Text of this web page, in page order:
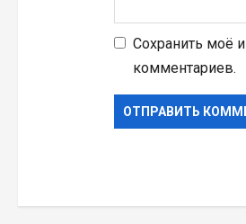
Сохранить моё
комментариев.